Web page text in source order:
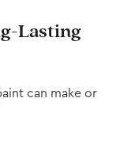
Lasting
can make or